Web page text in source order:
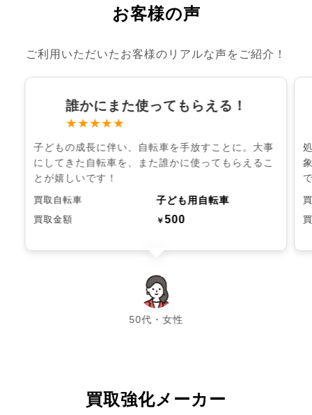
お客様の声
ご利用いただいたお客様のリアルな声をご紹介！
誰かにまた使ってもらえる！
★★★★★
子どもの成長に伴い、自転車を手放すことに。大事
にしてきた自転車を、また誰かに使ってもらえるこ
とが嬉しいです！
買取自転車 子ども用自転車
買取金額 ￥500
50代・女性
chevron_left chevron_right
買取強化メーカー